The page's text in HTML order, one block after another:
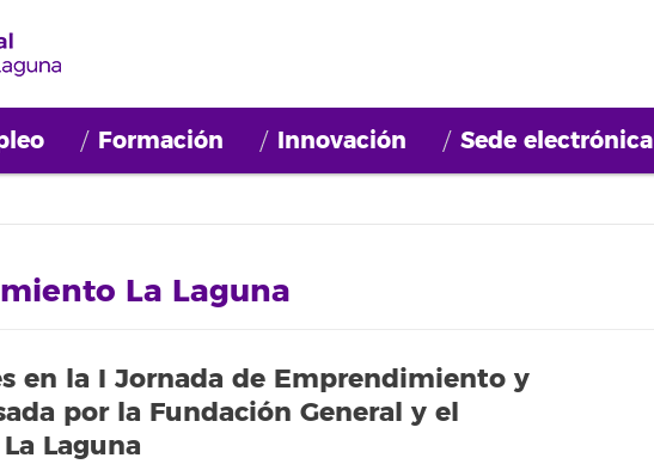
Formación Innovación Sede electrónica
La Laguna
en la I Jornada de Emprendimiento y
por la Fundación General y el
Laguna